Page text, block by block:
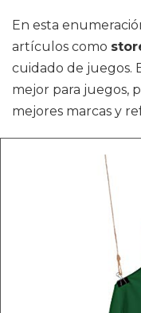
En esta
artículos como
cuidado de juegos.
mejor para juegos,
mejores marcas y